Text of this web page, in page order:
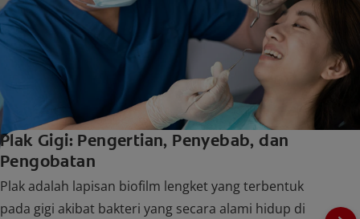
Plak Gigi: Pengertian, Penyebab, dan
Pengobatan
Plak adalah lapisan biofilm lengket yang terbentuk
pada gigi akibat bakteri yang secara alami hidup di